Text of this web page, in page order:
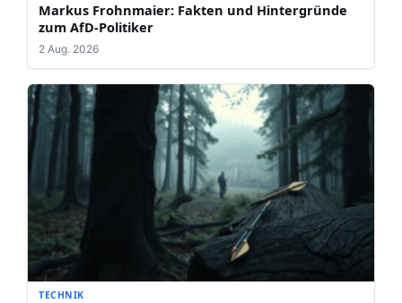
Markus Frohnmaier: Fakten und Hintergründe
zum AfD-Politiker
2 Aug. 2026
TECHNIK